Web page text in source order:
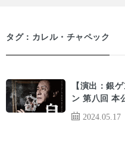
タグ：カレル・チャペック
2024.05.17
【演出：銀
ン 第八回 本